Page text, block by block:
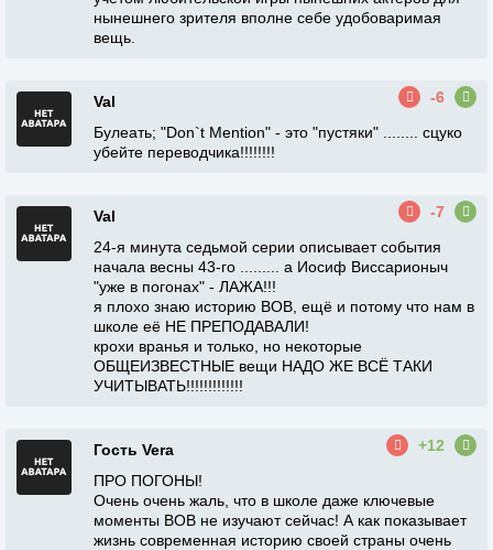
нынешнего зрителя вполне себе удобоваримая
вещь.
Val
-6
Булеать; "Don`t Mention" - это "пустяки" ........ сцуко
убейте переводчика!!!!!!!!
Val
-7
24-я минута седьмой серии описывает события
начала весны 43-го ......... а Иосиф Виссарионыч
"уже в погонах" - ЛАЖА!!!
я плохо знаю историю ВОВ, ещё и потому что нам в
школе её НЕ ПРЕПОДАВАЛИ!
крохи вранья и только, но некоторые
ОБЩЕИЗВЕСТНЫЕ вещи НАДО ЖЕ ВСЁ ТАКИ
УЧИТЫВАТЬ!!!!!!!!!!!!!
Гость Vera
+12
ПРО ПОГОНЫ!
Очень очень жаль, что в школе даже ключевые
моменты ВОВ не изучают сейчас! А как показывает
жизнь современная историю своей страны очень